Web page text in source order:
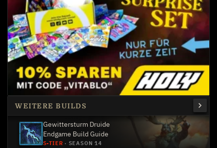
WEITERE BUILDS
Gewittersturm Druide
Endgame Build Guide
S-TIER · SEASON 14